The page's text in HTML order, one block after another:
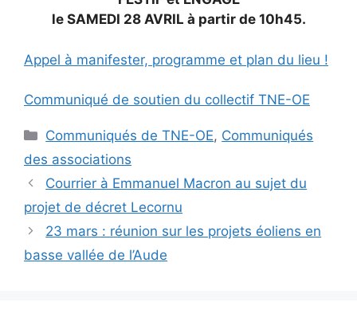
le SAMEDI 28 AVRIL à partir de 10h45.
Appel à manifester, programme et plan du lieu !
Communiqué de soutien du collectif TNE-OE
Catégories
Communiqués de TNE-OE, Communiqués
des associations
Courrier à Emmanuel Macron au sujet du
projet de décret Lecornu
23 mars : réunion sur les projets éoliens en
basse vallée de l’Aude